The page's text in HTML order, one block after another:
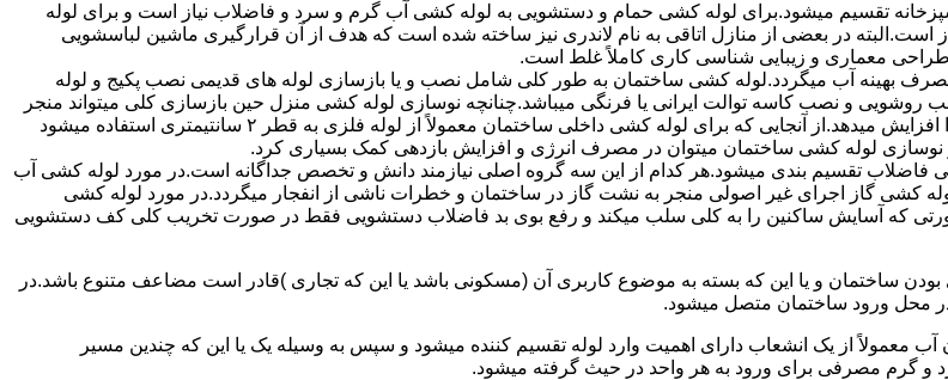
تقسیم میشود.برای لوله کشی حمام و دستشویی به لوله کشی آب گرم و سرد و فاضلاب نیاز است و برای لوله
در بعضی از منازل اتاقی به نام لاندری نیز ساخته شده است که هدف از آن قرارگیری ماشین لباسشویی
طراحی معماری و زیبایی شناسی کاری کاملاً غلط است.
بهینه آب میگردد.لوله کشی ساختمان به طور کلی شامل نصب و یا بازسازی لوله های قدیمی نصب پکیج و لوله
و نصب کاسه توالت ایرانی یا فرنگی میباشد.چنانچه نوسازی لوله کشی منزل حین بازسازی کلی میتواند منجر
به افزایش فشار آب مصرفی و آب شوفاژ شود که این امر راندامان شوفاژ در منزل را افزایش میدهد.از آنجایی که برای لوله کشی داخلی ساختمان معمولاً از لوله فلزی به قطر ۲ سانتیمتری استفاده میشود
لوله کشی ساختمان میتوان در مصرف انرژی و افزایش بازدهی کمک بسیاری کرد.
تقسیم بندی میشود.هر کدام از این سه گروه اصلی نیازمند دانش و تخصص جداگانه است.در مورد لوله کشی آب
کشی گاز اجرای غیر اصولی منجر به نشت گاز در ساختمان و خطرات ناشی از انفجار میگردد.در مورد لوله کشی
که آسایش ساکنین را به کلی سلب میکند و رفع بوی بد فاضلاب دستشویی فقط در صورت تخریب کلی کف دستشویی
ساختمان و یا این که بسته به موضوع کاربری آن (مسکونی باشد یا این که تجاری )قادر است مضاعف متنوع باشد.در
محل ورود ساختمان متصل میشود.
از یک انشعاب دارای اهمیت وارد لوله تقسیم کننده میشود و سپس به وسیله یک یا این که چندین مسیر
و گرم مصرفی برای ورود به هر واحد در حیث گرفته میشود.